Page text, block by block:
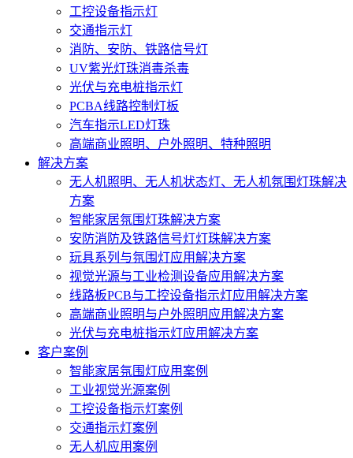
工控设备指示灯
交通指示灯
消防、安防、铁路信号灯
UV紫光灯珠消毒杀毒
光伏与充电桩指示灯
PCBA线路控制灯板
汽车指示LED灯珠
高端商业照明、户外照明、特种照明
解决方案
无人机照明、无人机状态灯、无人机氛围灯珠解决
方案
智能家居氛围灯珠解决方案
安防消防及铁路信号灯灯珠解决方案
玩具系列与氛围灯应用解决方案
视觉光源与工业检测设备应用解决方案
线路板PCB与工控设备指示灯应用解决方案
高端商业照明与户外照明应用解决方案
光伏与充电桩指示灯应用解决方案
客户案例
智能家居氛围灯应用案例
工业视觉光源案例
工控设备指示灯案例
交通指示灯案例
无人机应用案例